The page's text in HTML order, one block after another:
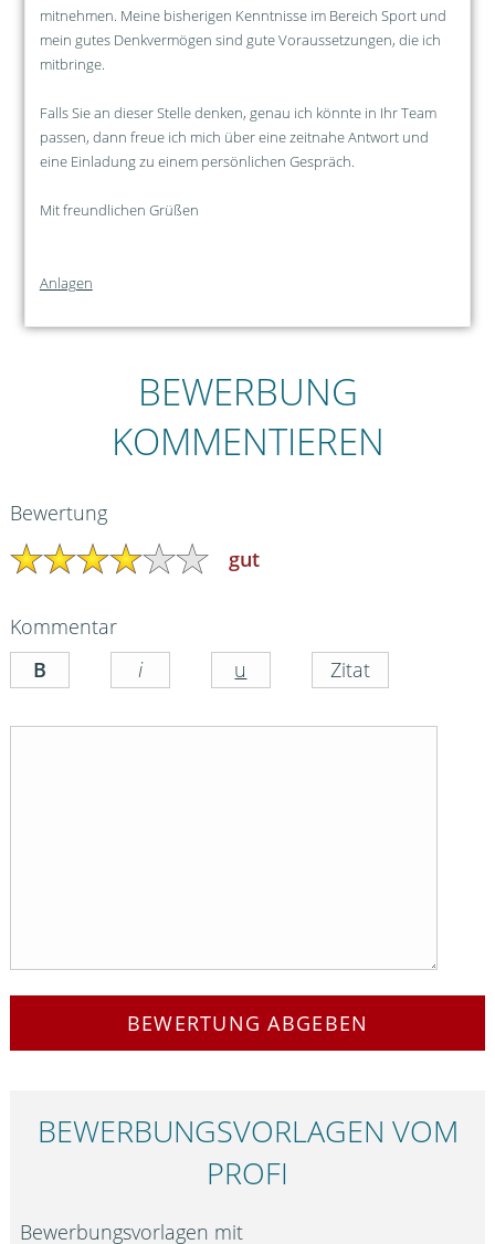
mitnehmen. Meine bisherigen Kenntnisse im Bereich Sport und
mein gutes Denkvermögen sind gute Voraussetzungen, die ich
mitbringe.
Falls Sie an dieser Stelle denken, genau ich könnte in Ihr Team
passen, dann freue ich mich über eine zeitnahe Antwort und
eine Einladung zu einem persönlichen Gespräch.
Mit freundlichen Grüßen
Anlagen
BEWERBUNG
KOMMENTIEREN
Bewertung
gut
Kommentar
BEWERTUNG ABGEBEN
BEWERBUNGS­VORLAGEN VOM
PROFI
Bewerbungsvorlagen mit